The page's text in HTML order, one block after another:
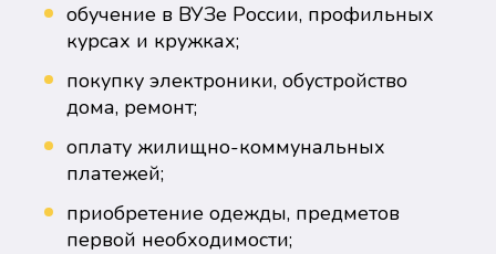
обучение в ВУЗе России, профильных
курсах и кружках;
покупку электроники, обустройство
дома, ремонт;
оплату жилищно-коммунальных
платежей;
приобретение одежды, предметов
первой необходимости;